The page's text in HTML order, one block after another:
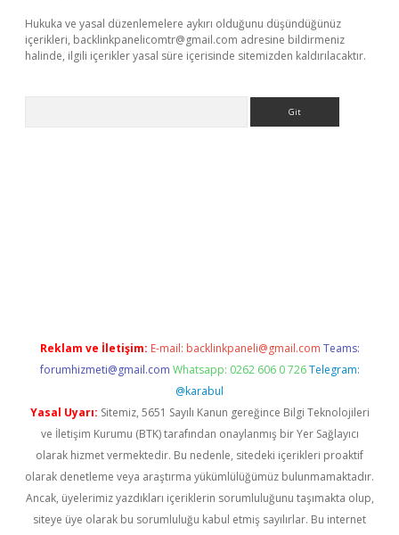
Hukuka ve yasal düzenlemelere aykırı olduğunu düşündüğünüz
içerikleri, backlinkpanelicomtr@gmail.com adresine bildirmeniz
halinde, ilgili içerikler yasal süre içerisinde sitemizden kaldırılacaktır.
Reklam ve İletişim: E-mail: backlinkpaneli@gmail.com Teams:
forumhizmeti@gmail.com Whatsapp: 0262 606 0 726 Telegram:
@karabul
Yasal Uyarı: Sitemiz, 5651 Sayılı Kanun gereğince Bilgi Teknolojileri
ve İletişim Kurumu (BTK) tarafından onaylanmış bir Yer Sağlayıcı
olarak hizmet vermektedir. Bu nedenle, sitedeki içerikleri proaktif
olarak denetleme veya araştırma yükümlülüğümüz bulunmamaktadır.
Ancak, üyelerimiz yazdıkları içeriklerin sorumluluğunu taşımakta olup,
siteye üye olarak bu sorumluluğu kabul etmiş sayılırlar. Bu internet